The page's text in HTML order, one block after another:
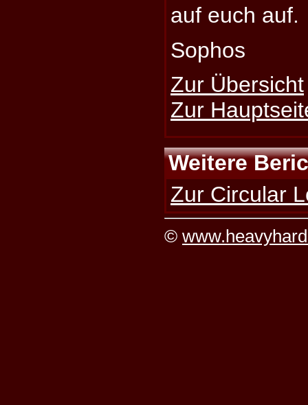
auf euch auf.
Sophos
Zur Übersicht
Zur
Weitere
Zur Circular
©